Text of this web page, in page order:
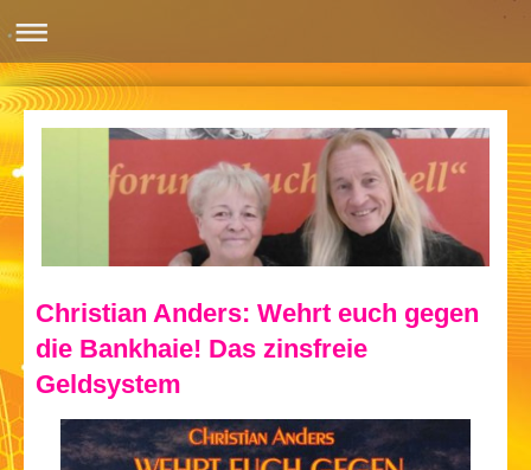
Christian Anders: Wehrt euch gegen
die Bankhaie! Das zinsfreie
Geldsystem